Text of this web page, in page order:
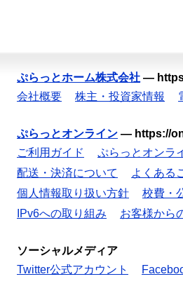
ぷらっとホーム株式会社 —
会社概要
株主・投資家情報
ぷらっとオンライン — https://
ご利用ガイド
ぷらっとオンラ
配送・決済について
よくある
個人情報取り扱い方針
校費・
IPv6への取り組み
お客様から
ソーシャルメディア
Twitter公式アカウント